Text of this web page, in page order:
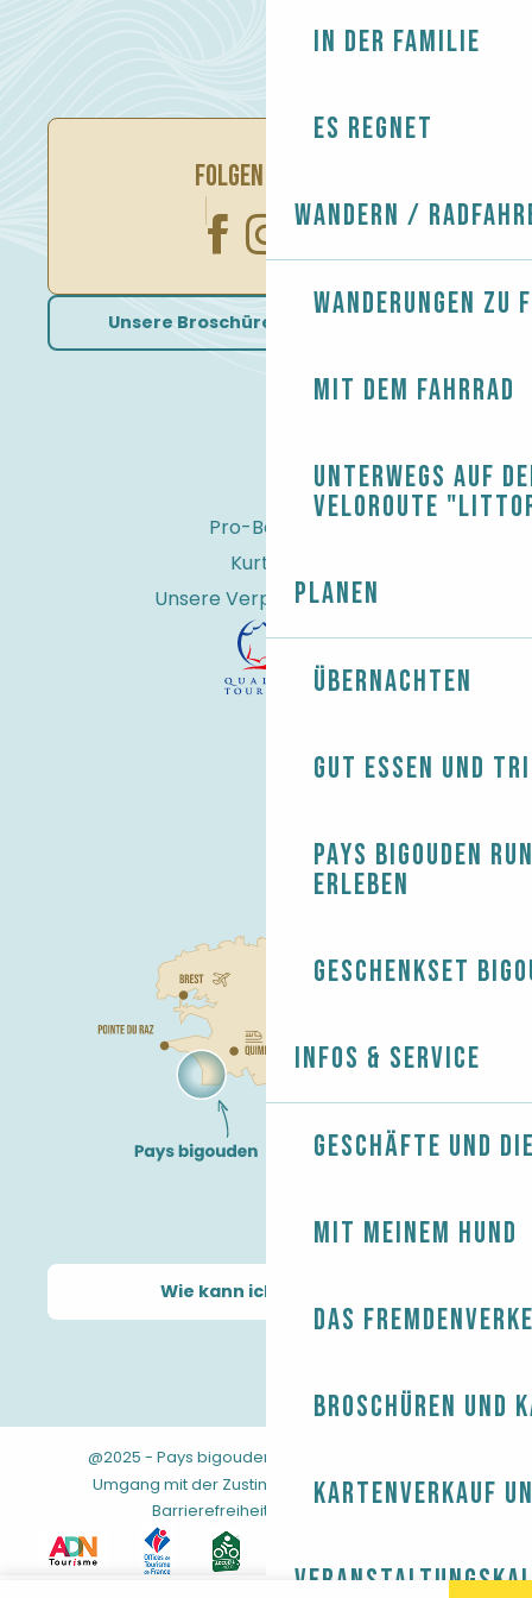
In der Familie
Es regnet
Wandern /
Wanderungen zu
Mit dem Fahrrad
Unterwegs auf
Veloroute
Planen
Übernachten
Gut essen und
Pays Bigouden
erleben
Geschenkset
Infos & Service
Geschäfte und
Mit meinem Hund
Das
Broschüren und
Kartenverkauf
FOLGEN SIE UNS
Unsere Broschüren herunterladen
Pro-Bereich
Kurtaxe
Unsere Verpflichtungen
Wie kann ich kommen?
@2025 - Pays bigouden
Umgang mit der Zustimmung- AGB-Sitemap-
Barrierefreiheit: nicht konform